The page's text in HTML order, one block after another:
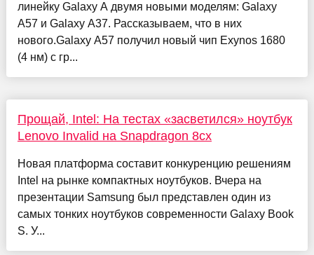
линейку Galaxy A двумя новыми моделям: Galaxy
A57 и Galaxy A37. Рассказываем, что в них
нового.Galaxy A57 получил новый чип Exynos 1680
(4 нм) с гр...
Прощай, Intel: На тестах «засветился» ноутбук
Lenovo Invalid на Snapdragon 8cx
Новая платформа составит конкуренцию решениям
Intel на рынке компактных ноутбуков. Вчера на
презентации Samsung был представлен один из
самых тонких ноутбуков современности Galaxy Book
S. У...